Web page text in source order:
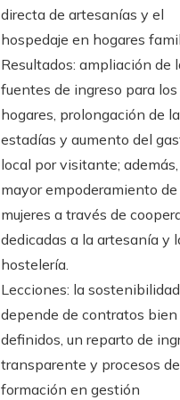
directa de artesanías y el
hospedaje en hogares
Resultados: ampliación de
fuentes de ingreso para los
hogares, prolongación de
estadías y aumento del
local por visitante;
mayor empoderamiento de
mujeres a través de
dedicadas a la artesanía y
hostelería.
Lecciones: la sostenibilidad
depende de contratos bien
definidos, un reparto de
transparente y procesos de
formación en gestión